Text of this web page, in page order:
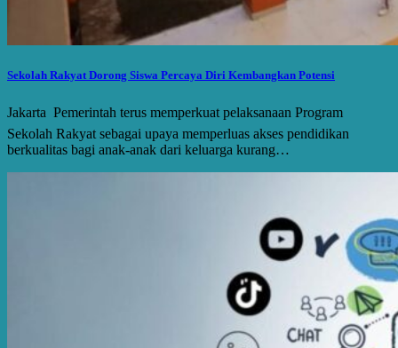
Sekolah Rakyat Dorong Siswa Percaya Diri Kembangkan Potensi
Jakarta  Pemerintah terus memperkuat pelaksanaan Program
Sekolah Rakyat sebagai upaya memperluas akses pendidikan
berkualitas bagi anak-anak dari keluarga kurang…